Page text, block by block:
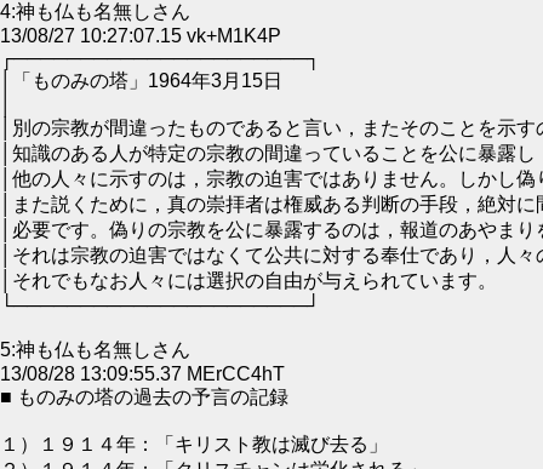
4:神も仏も名無しさん
13/08/27 10:27:07.15 vk+M1K4P
┌──────────────────────┐
│「ものみの塔
│別の宗教が間違ったものであると言い，またそのこと
│知識のある人が特定の宗教の間違っていることを公に
│他の人々に示すのは，宗教の迫害ではありません。しか
│また説くために，真の崇拝者は権威ある判断の手段，
│必要です。偽りの宗教を公に暴露するのは，報道のあや
│それは宗教の迫害ではなくて公共に対する奉仕であり，人
│それでもなお人々には選択
└──────────────────────┘
5:神も仏も名無しさん
13/08/28 13:09:55.37 MErCC4hT
■ ものみの塔の過去の予言の記録
１）１９１４年：「キリスト教は滅び去る」